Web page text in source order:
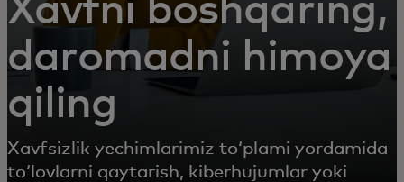
Xavfni boshqaring,
daromadni himoya
qiling
Xavfsizlik yechimlarimiz to‘plami yordamida
to‘lovlarni qaytarish, kiberhujumlar yoki